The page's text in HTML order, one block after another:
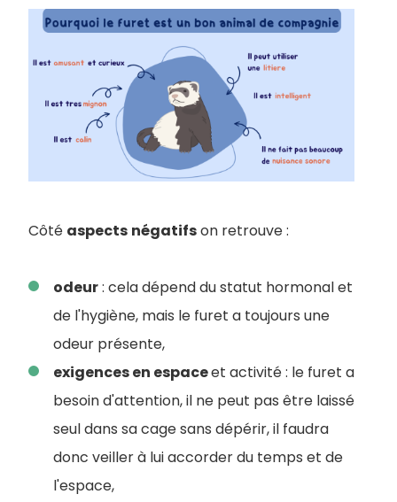
Côté aspects négatifson retrouve :
odeur: cela dépend du statut hormonal et
de l'hygiène, mais le furet a toujours une
odeur présente,
exigences en espaceet activité : le furet a
besoin d'attention, il ne peut pas être laissé
seul dans sa cage sans dépérir, il faudra
donc veiller à lui accorder du temps et de
l'espace,